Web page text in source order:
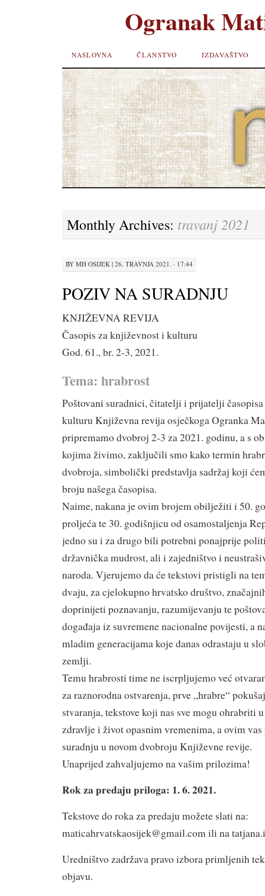
Ogranak
SKIP TO
CONTENT
NASLOVNA ČLANSTVO IZDAVAŠTVO
Monthly Archives: travanj 2021
BY MH OSIJEK | 26. TRAVNJA 2021. · 17:44
POZIV NA SURADNJU
KNJIŽEVNA REVIJA
Časopis za književnost i kulturu
God. 61., br. 2-3, 2021.
Tema: hrabrost
Poštovani suradnici, čitatelji i prijatelji
kulturu Književna revija osječkoga Ogranka
pripremamo dvobroj 2-3 za 2021. godinu, a s
kojima živimo, zaključili smo kako termin
dvobroja, simbolički predstavlja sadržaj koji
broju našega časopisa.
Naime, nakana je ovim brojem obilježiti i 50.
proljeća te 30. godišnjicu od osamostaljenja
jedno su i za drugo bili potrebni ponajprije
državnička mudrost, ali i zajedništvo i
naroda. Vjerujemo da će tekstovi pristigli na
dvaju, za cjelokupno hrvatsko društvo,
doprinijeti poznavanju, razumijevanju te
događaja iz suvremene nacionalne povijesti, a
mladim generacijama koje danas odrastaju u
zemlji.
Temu hrabrosti time ne iscrpljujemo već
za raznorodna ostvarenja, prve „hrabre“
stvaranja, tekstove koji nas sve mogu ohrabriti
zdravlje i život opasnim vremenima, a ovim
suradnju u novom dvobroju Književne revije.
Unaprijed zahvaljujemo na vašim prilozima!
Rok za predaju priloga: 1. 6. 2021.
Tekstove do roka za predaju možete slati na:
maticahrvatskaosijek@gmail.com ili na
Uredništvo zadržava pravo izbora primljenih
objavu.